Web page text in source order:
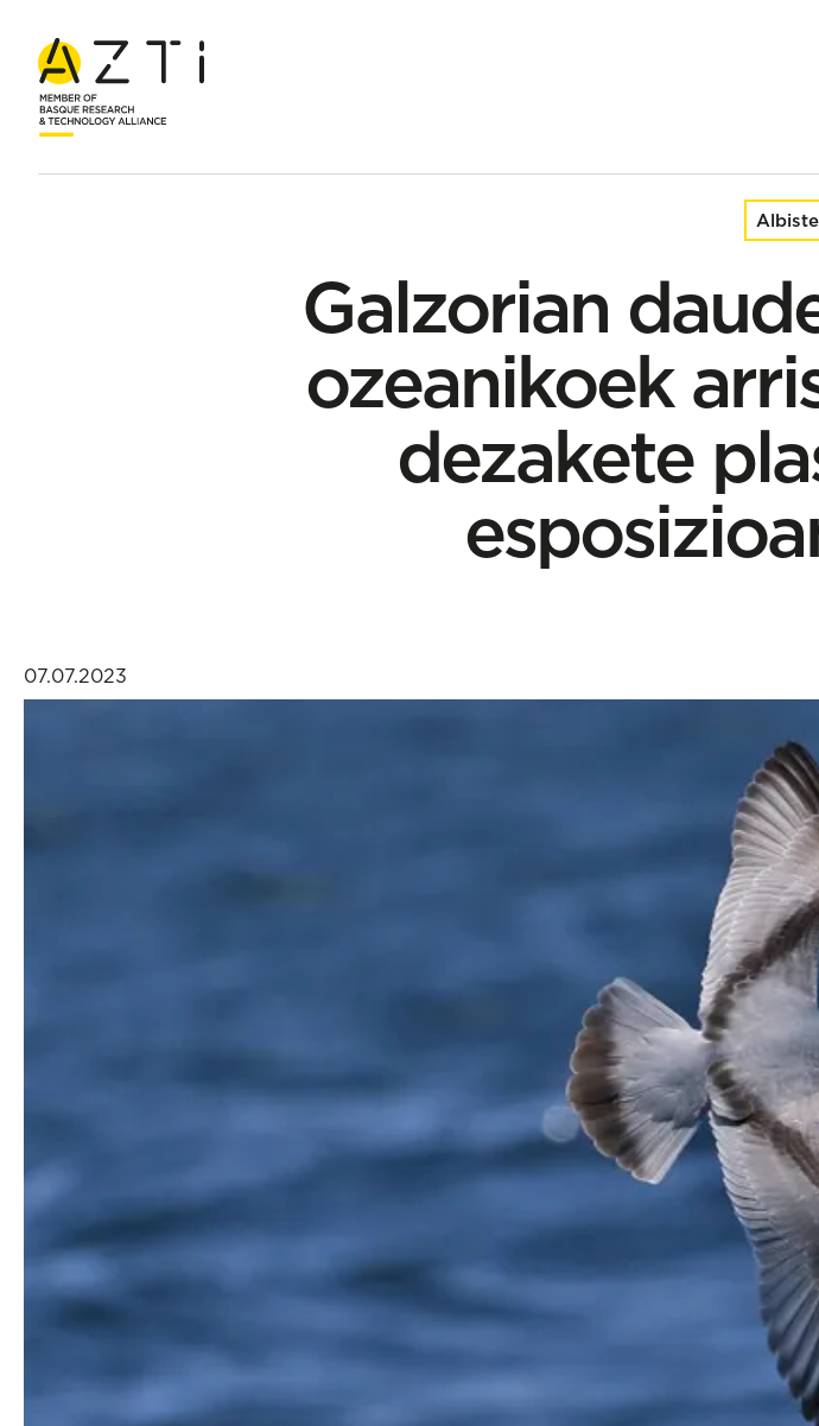
Hasiera Albisteak Galzorian dauden itsas hegazti ozeanikoek arrisku handia izan dezakete
Galzorian
ozeanikoek
dezakete
07.07.2023